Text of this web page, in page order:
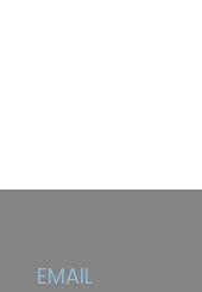
EMAIL